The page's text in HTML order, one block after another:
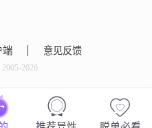
积极向上，一起共同谱写
美好的未来##3002##...
端 意见反馈
2026